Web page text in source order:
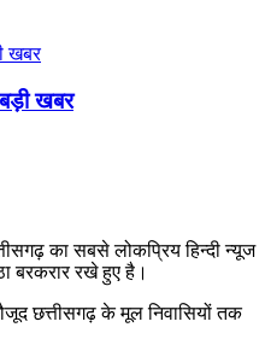
खबर
का सबसे लोकप्रिय हिन्दी न्यूज
बरकरार रखे हुए है।
छत्तीसगढ़ के मूल निवासियों तक